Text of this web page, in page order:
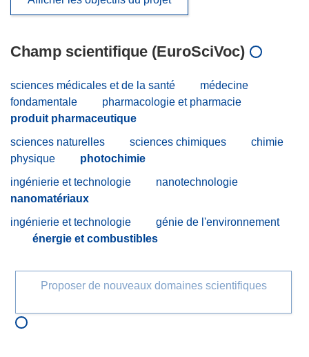
Champ scientifique (EuroSciVoc)
sciences médicales et de la santé
médecine
fondamentale
pharmacologie et pharmacie
produit pharmaceutique
sciences naturelles
sciences chimiques
chimie
physique
photochimie
ingénierie et technologie
nanotechnologie
nanomatériaux
ingénierie et technologie
génie de l'environnement
énergie et combustibles
Proposer de nouveaux domaines scientifiques